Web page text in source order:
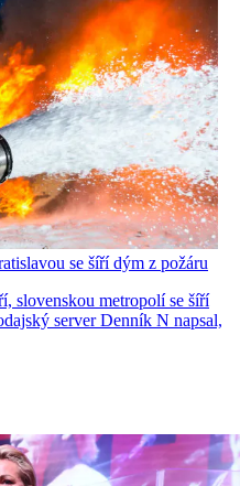
se šíří dým z požáru
slovenskou metropolí se šíří
server Denník N napsal,